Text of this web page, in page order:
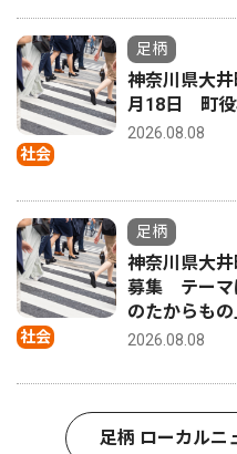
社会
足柄
神奈川県大
月18日 町役
2026.08.08
社会
足柄
神奈川県大
募集 テーマ
のたからもの
2026.08.08
足柄 ローカルニ